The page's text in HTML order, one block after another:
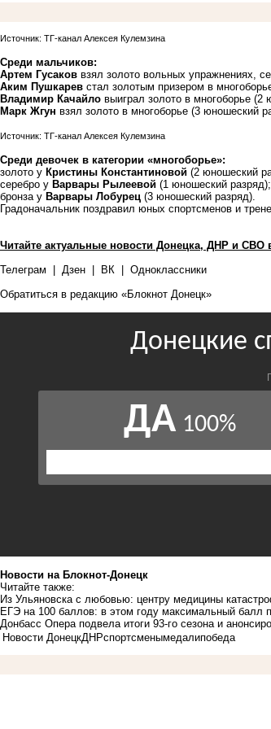
Источник: ТГ-канал Алексея Кулемзина
Среди мальчиков:
Артем Гусаков взял золото вольных упражнениях,
Аким Пушкарев стал золотым призером в
Владимир Качайло выиграл золото в многоборье (2
Марк Жгун взял золото в многоборье (3 юношеский
Источник: ТГ-канал Алексея Кулемзина
Среди девочек в категории «многоборье»:
золото у Кристины Константиновой (2 юношеский
серебро у Варвары Рылеевой (1 юношеский разряд);
бронза у Варвары Лобурец (3 юношеский разряд).
Градоначальник поздравил юных спортсменов и
Читайте актуальные новости Донецка, ДНР и СВО
Телеграм
Дзен ВК
Одноклассники
Обратиться в редакцию «Блокнот Донецк»
Новости на Блoкнoт-Донецк
Читайте также:
Из Ульяновска с любовью: центру медицины
ЕГЭ на 100 баллов: в этом году максимальный балл
Донбасс Опера подвела итоги 93-го сезона и
Новости ДонецкДНРспортсменымедалипобеда